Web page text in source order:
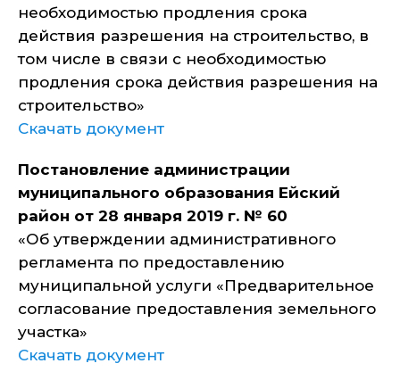
необходимостью продления срока
действия разрешения на строительство, в
том числе в связи с необходимостью
продления срока действия разрешения на
строительство»
Скачать документ
Постановление администрации
муниципального образования Ейский
район от 28 января 2019 г. № 60
«Об утверждении административного
регламента по предоставлению
муниципальной услуги «Предварительное
согласование предоставления земельного
участка»
Скачать документ